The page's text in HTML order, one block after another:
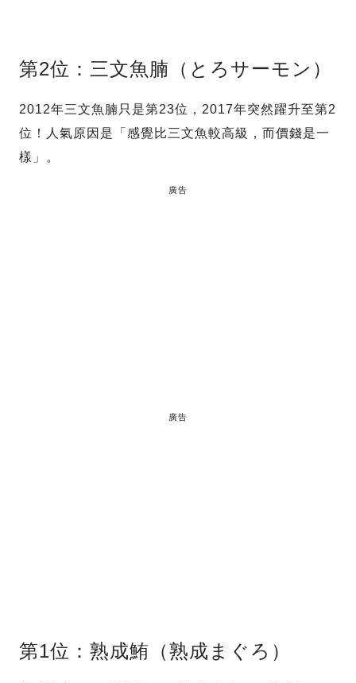
第2位：三文魚腩（とろサーモン）
2012年三文魚腩只是第23位，2017年突然躍升至第2
位！人氣原因是「感覺比三文魚較高級，而價錢是一
樣」。
廣告
廣告
第1位：熟成鮪（熟成まぐろ）